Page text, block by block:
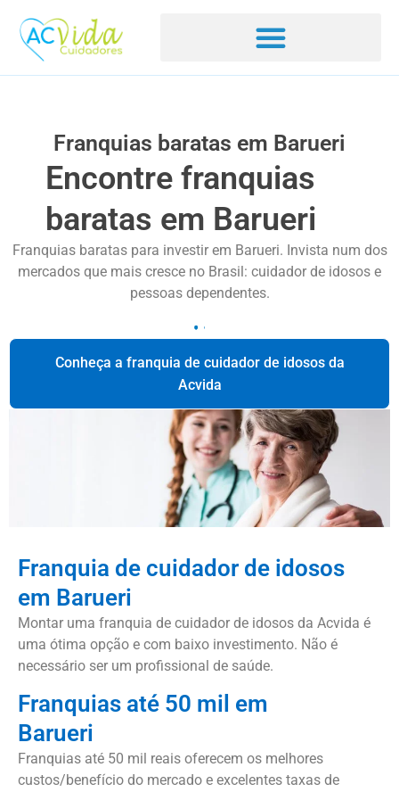
Franquias baratas em Barueri
Encontre franquias
baratas em Barueri
Franquias baratas para investir em Barueri. Invista num dos
mercados que mais cresce no Brasil: cuidador de idosos e
pessoas dependentes.
Conheça a franquia de cuidador de idosos da
Acvida
Franquia de cuidador de idosos
em Barueri
Montar uma franquia de cuidador de idosos da Acvida é
uma ótima opção e com baixo investimento. Não é
necessário ser um profissional de saúde.
Franquias até 50 mil em
Barueri
Franquias até 50 mil reais oferecem os melhores
custos/benefício do mercado e excelentes taxas de